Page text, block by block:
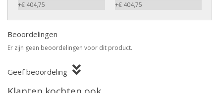
+€ 404,75
+€ 404,75
Beoordelingen
Er zijn geen beoordelingen voor dit product.
Geef beoordeling